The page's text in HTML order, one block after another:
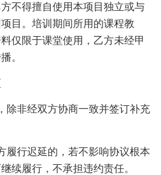
不得擅自使用本项目独立或与
目。培训期间所用的课程教
仅限于课堂使用，乙方未经甲
。
除非经双方协商一致并签订补充
履行迟延的，若不影响协议根本
续履行，不承担违约责任。